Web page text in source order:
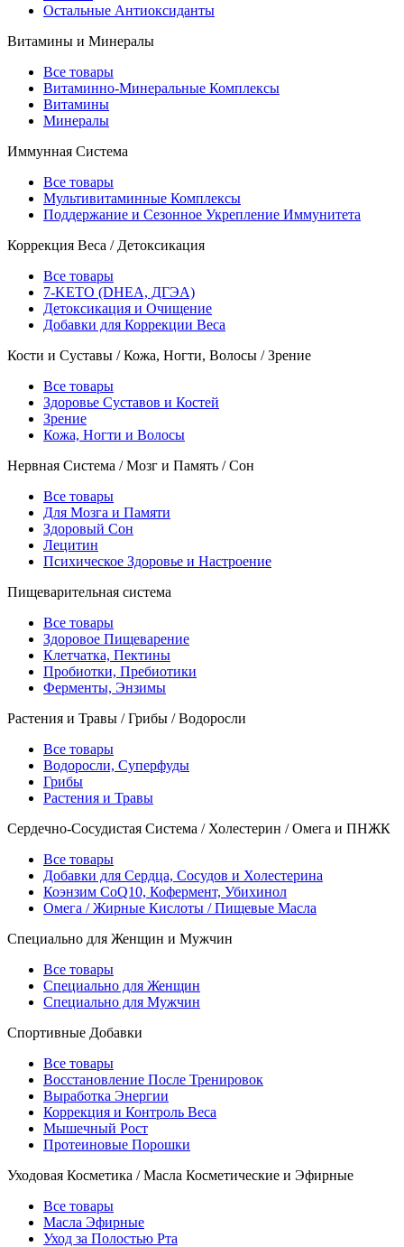
Остальные Антиоксиданты
Витамины и Минералы
Все товары
Витаминно-Минеральные Комплексы
Витамины
Минералы
Иммунная Система
Все товары
Мультивитаминные Комплексы
Поддержание и Сезонное Укрепление Иммунитета
Коррекция Веса / Детоксикация
Все товары
7-KETO (DHEA, ДГЭА)
Детоксикация и Очищение
Добавки для Коррекции Веса
Кости и Суставы / Кожа, Ногти, Волосы / Зрение
Все товары
Здоровье Суставов и Костей
Зрение
Кожа, Ногти и Волосы
Нервная Система / Мозг и Память / Сон
Все товары
Для Мозга и Памяти
Здоровый Сон
Лецитин
Психическое Здоровье и Настроение
Пищеварительная система
Все товары
Здоровое Пищеварение
Клетчатка, Пектины
Пробиотки, Пребиотики
Ферменты, Энзимы
Растения и Травы / Грибы / Водоросли
Все товары
Водоросли, Суперфуды
Грибы
Растения и Травы
Сердечно-Сосудистая Система / Холестерин / Омега и ПНЖК
Все товары
Добавки для Сердца, Сосудов и Холестерина
Коэнзим CoQ10, Кофермент, Убихинол
Омега / Жирные Кислоты / Пищевые Масла
Специально для Женщин и Мужчин
Все товары
Специально для Женщин
Специально для Мужчин
Спортивные Добавки
Все товары
Восстановление После Тренировок
Выработка Энергии
Коррекция и Контроль Веса
Мышечный Рост
Протеиновые Порошки
Уходовая Косметика / Масла Косметические и Эфирные
Все товары
Масла Эфирные
Уход за Полостью Рта